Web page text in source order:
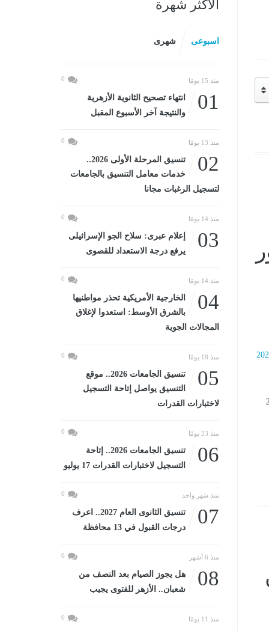
مايو 2026
الأكثر شهرة
اسبوعى شهرى
منذ 15 يومًا 0
01
انتهاء تصحيح الثانوية الأزهرية
والنتيجة آخر الأسبوع المقبل
منذ 13 يومًا 0
02
تنسيق المرحلة الأولى 2026..
خدمات معامل التنسيق بالجامعات
لتسجيل الرغبات مجانا
منذ 14 يومًا 0
03
إعلام عبرى: سلاح الجو الإسرائيلى
يرفع درجة الاستعداد للقصوى
منذ 14 يومًا 0
04
الخارجية الأمريكية تحذر مواطنيها
بالشرق الأوسط: استعدوا لإغلاق
المجالات الجوية
منذ 18 يومًا 0
05
تنسيق الجامعات 2026.. موقع
التنسيق يواصل إتاحة التسجيل
لاختبارات القدرات
منذ 23 يومًا 0
06
تنسيق الجامعات 2026.. إتاحة
التسجيل لاختبارات القدرات 17 يوليو
منذ شهر واحد 0
07
تنسيق الثانوى العام 2027.. اعرف
درجات القبول في 13 محافظة
منذ 6 أشهر 0
08
هل يجوز الصيام بعد النصف من
شعبان.. الأزهر للفتوى يجيب
منذ 11 يومًا 0